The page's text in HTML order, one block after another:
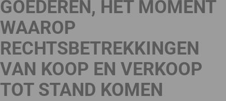
GOEDEREN, HET MOMENT
WAAROP
RECHTSBETREKKINGEN
VAN KOOP EN VERKOOP
TOT STAND KOMEN